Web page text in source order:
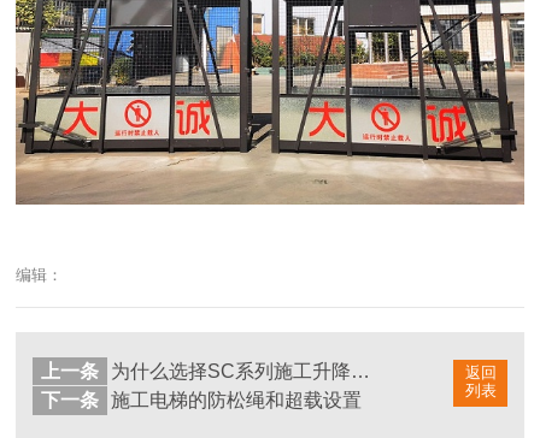
编辑：
返回
列表
上一条
为什么选择SC系列施工升降机？
下一条
施工电梯的防松绳和超载设置